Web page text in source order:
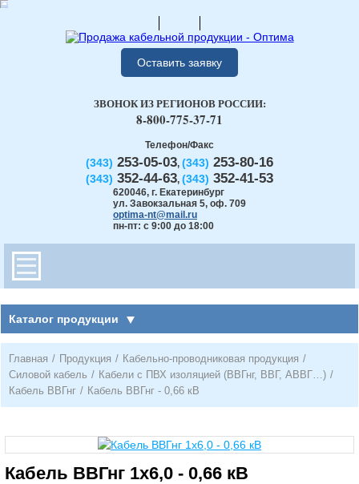
Оставить заявку
Телефон/Факс
(343) 253-05-03, (343) 253-80-16
(343) 352-44-63, (343) 352-41-53
620046, г. Екатеринбург
ул. Завокзальная 5, оф. 709
optima-nt@mail.ru
пн-пт: с 9:00 до 18:00
ЗВОНОК ИЗ РЕГИОНОВ РОССИИ:
8-800-775-37-71
Каталог продукции
Главная / Продукция / Кабельно-проводниковая продукция /
Силовой кабель / Кабели с ПВХ изоляцией (ВВГнг, ВВГ, АВВГ…) /
Кабель ВВГнг / Кабель ВВГнг - 0,66 кВ
Кабель ВВГнг 1х6,0 - 0,66 кВ